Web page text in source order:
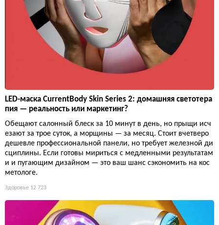
LED-маска CurrentBody Skin Series 2: домашняя светотера
пия — реальность или маркетинг?
Обещают салонный блеск за 10 минут в день, но прыщи исч
езают за трое суток, а морщины — за месяц. Стоит вчетверо
дешевле профессиональной панели, но требует железной ди
сциплины. Если готовы мириться с медленными результатам
и и пугающим дизайном — это ваш шанс сэкономить на кос
метологе.
Здоровье 12 723